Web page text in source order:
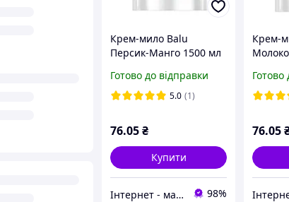
Крем-мило Balu
Персик-Манго 1500 мл
Готово до відправки
5.0 (1)
76.05₴
Купити
Інтернет - магазин "24x7" 98%
Крем-
Готово
76.05